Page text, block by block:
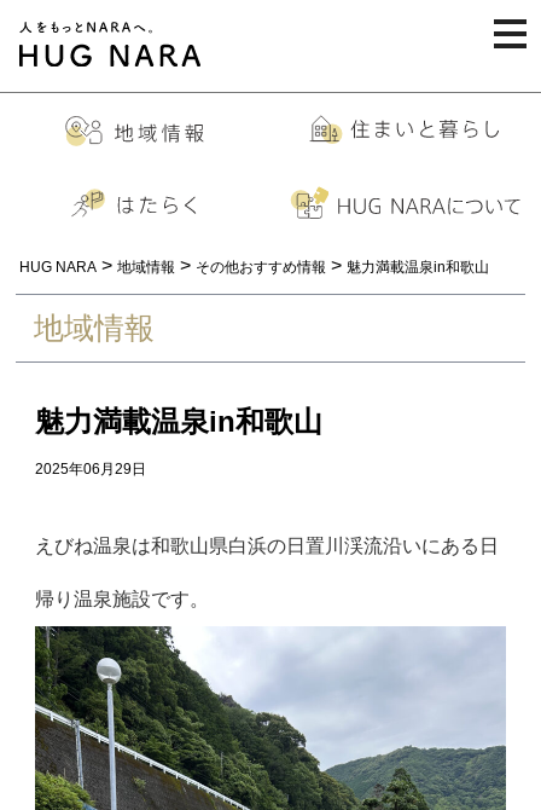
HUG NARA > 地域情報 > その他おすすめ情報 > 魅力満載温泉in和歌山
地域情報
魅力満載温泉in和歌山
2025年06月29日
えびね温泉は和歌山県白浜の日置川渓流沿いにある日
帰り温泉施設です。